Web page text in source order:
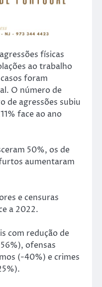
físicas
ao trabalho
foram
O número de
de agressões subiu
face ao ano
50%, os de
aumentaram
e censuras
a 2022.
com redução de
ofensas
(-40%) e crimes